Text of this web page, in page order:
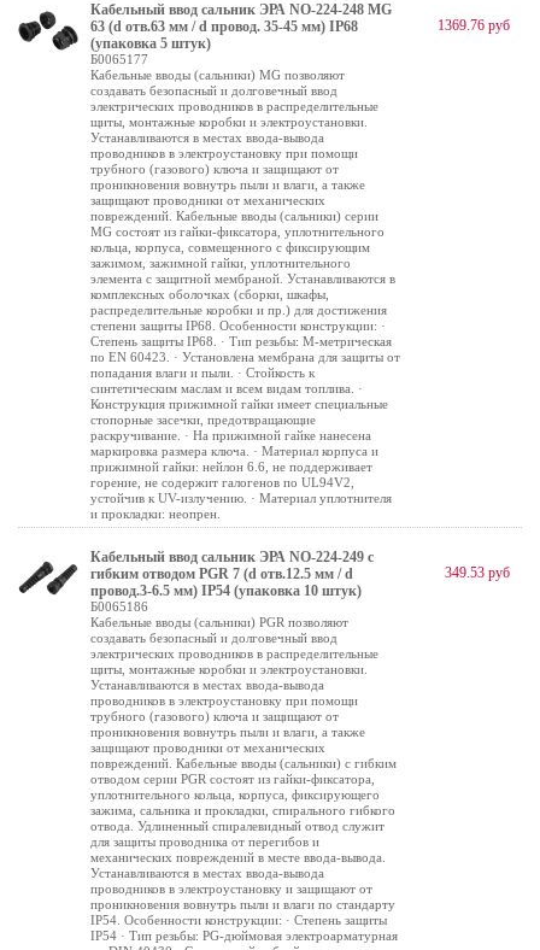
Кабельный ввод сальник ЭРА NO-224-248 MG
63 (d отв.63 мм / d провод. 35-45 мм) IP68
(упаковка 5 штук)
Б0065177
Кабельные вводы (сальники) MG позволяют
создавать безопасный и долговечный ввод
электрических проводников в распределительные
щиты, монтажные коробки и электроустановки.
Устанавливаются в местах ввода-вывода
проводников в электроустановку при помощи
трубного (газового) ключа и защищают от
проникновения вовнутрь пыли и влаги, а также
защищают проводники от механических
повреждений. Кабельные вводы (сальники) серии
MG состоят из гайки-фиксатора, уплотнительного
кольца, корпуса, совмещенного с фиксирующим
зажимом, зажимной гайки, уплотнительного
элемента с защитной мембраной. Устанавливаются в
комплексных оболочках (сборки, шкафы,
распределительные коробки и пр.) для достижения
степени защиты IP68. Особенности конструкции: ·
Степень защиты IP68. · Тип резьбы: М-метрическая
по EN 60423. · Установлена мембрана для защиты от
попадания влаги и пыли. · Стойкость к
синтетическим маслам и всем видам топлива. ·
Конструкция прижимной гайки имеет специальные
стопорные засечки, предотвращающие
раскручивание. · На прижимной гайке нанесена
маркировка размера ключа. · Материал корпуса и
прижимной гайки: нейлон 6.6, не поддерживает
горение, не содержит галогенов по UL94V2,
устойчив к UV-излучению. · Материал уплотнителя
и прокладки: неопрен.
1369.76 руб
Кабельный ввод сальник ЭРА NO-224-249 с
гибким отводом PGR 7 (d отв.12.5 мм / d
провод.3-6.5 мм) IP54 (упаковка 10 штук)
Б0065186
Кабельные вводы (сальники) PGR позволяют
создавать безопасный и долговечный ввод
электрических проводников в распределительные
щиты, монтажные коробки и электроустановки.
Устанавливаются в местах ввода-вывода
проводников в электроустановку при помощи
трубного (газового) ключа и защищают от
проникновения вовнутрь пыли и влаги, а также
защищают проводники от механических
повреждений. Кабельные вводы (сальники) c гибким
отводом серии PGR состоят из гайки-фиксатора,
уплотнительного кольца, корпуса, фиксирующего
зажима, сальника и прокладки, спирального гибкого
отвода. Удлиненный спиралевидный отвод служит
для защиты проводника от перегибов и
механических повреждений в месте ввода-вывода.
Устанавливаются в местах ввода-вывода
проводников в электроустановку и защищают от
проникновения вовнутрь пыли и влаги по стандарту
IP54. Особенности конструкции: · Степень защиты
IP54 · Тип резьбы: PG-дюймовая электроарматурная
349.53 руб